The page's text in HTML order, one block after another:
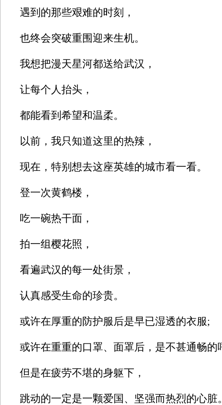
遇到的那些艰难的时刻，
也终会突破重围迎来生机。
我想把漫天星河都送给武汉，
让每个人抬头，
都能看到希望和温柔。
以前，我只知道这里的热辣，
现在，特别想去这座英雄的城市看一看。
登一次黄鹤楼，
吃一碗热干面，
拍一组樱花照，
看遍武汉的每一处街景，
认真感受生命的珍贵。
或许在厚重的防护服后是早已湿透的衣服;
或许在重重的口罩、面罩后，是不甚通畅的
但是在疲劳不堪的身躯下，
跳动的一定是一颗爱国、坚强而热烈的心脏